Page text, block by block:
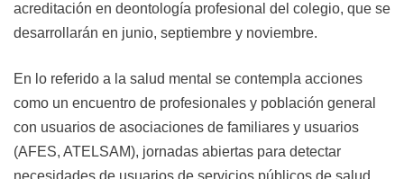
acreditación en deontología profesional del colegio, que se
desarrollarán en junio, septiembre y noviembre.
En lo referido a la salud mental se contempla acciones
como un encuentro de profesionales y población general
con usuarios de asociaciones de familiares y usuarios
(AFES, ATELSAM), jornadas abiertas para detectar
necesidades de usuarios de servicios públicos de salud